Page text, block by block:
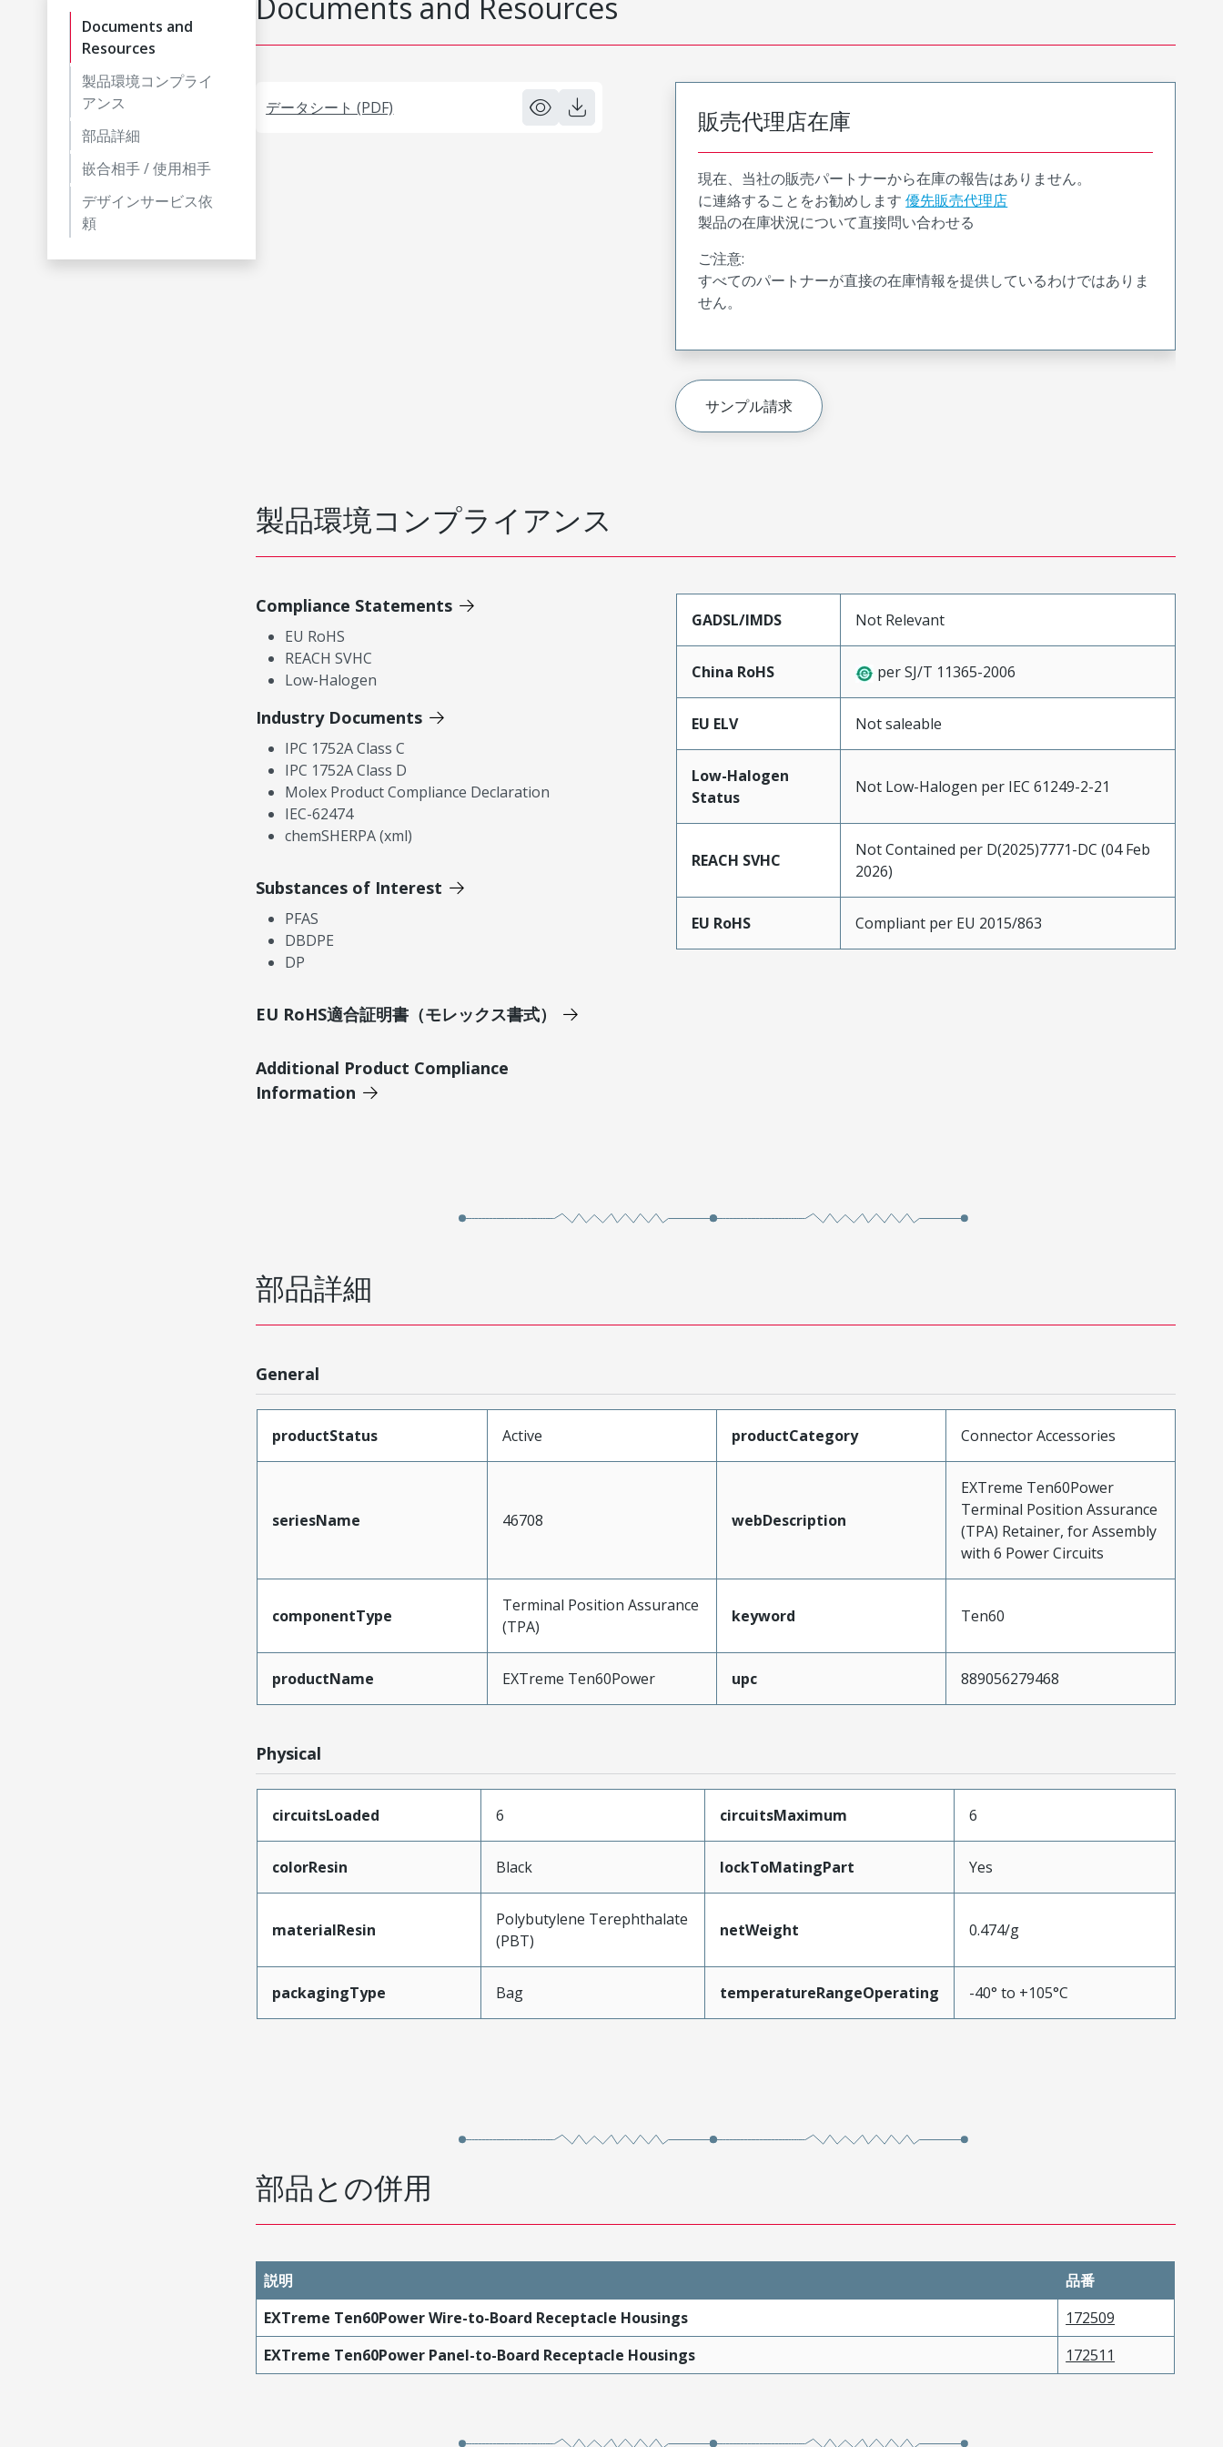
Documents and
Resources
製品環境コンプライ
アンス
部品詳細
嵌合相手 / 使用相手
デザインサービス依
頼
Documents and Resources
データシート (PDF) 販売代理店在庫
現在、当社の販売パートナーから在庫の報告はありません。
に連絡することをお勧めします 優先販売代理店
製品の在庫状況について直接問い合わせる
ご注意:
すべてのパートナーが直接の在庫情報を提供しているわけではありま
せん。
サンプル請求
製品環境コンプライアンス
Compliance Statements
EU RoHS
REACH SVHC
Low-Halogen
Industry Documents
IPC 1752A Class C
IPC 1752A Class D
Molex Product Compliance Declaration
IEC-62474
chemSHERPA (xml)
Substances of Interest
PFAS
DBDPE
DP
EU RoHS適合証明書（モレックス書式）
Additional Product Compliance
Information
GADSL/IMDS Not Relevant
China RoHS per SJ/T 11365-2006
EU ELV Not saleable
Low-Halogen
Status
Not Low-Halogen per IEC 61249-2-21
REACH SVHC
Not Contained per D(2025)7771-DC (04 Feb
2026)
EU RoHS Compliant per EU 2015/863
部品詳細
General
productStatus Active productCategory Connector Accessories
seriesName 46708 webDescription
EXTreme Ten60Power
Terminal Position Assurance
(TPA) Retainer, for Assembly
with 6 Power Circuits
componentType
Terminal Position Assurance
(TPA)
keyword Ten60
productName EXTreme Ten60Power upc 889056279468
Physical
circuitsLoaded 6 circuitsMaximum 6
colorResin Black lockToMatingPart Yes
materialResin
Polybutylene Terephthalate
(PBT)
netWeight 0.474/g
packagingType Bag temperatureRangeOperating -40° to +105°C
部品との併用
説明
品番
EXTreme Ten60Power Wire-to-Board Receptacle Housings
172509
EXTreme Ten60Power Panel-to-Board Receptacle Housings
172511